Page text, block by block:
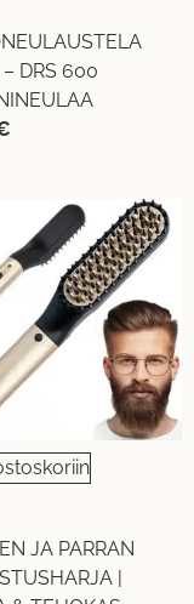
DRS 600
JA PARRAN
|